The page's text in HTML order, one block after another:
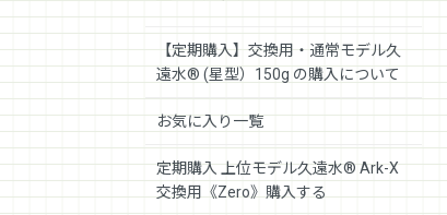
【定期購入】交換用・通常モデル久
遠水® (星型）150g の購入について
お気に入り一覧
定期購入 上位モデル久遠水® Ark-X
交換用《Zero》購入する